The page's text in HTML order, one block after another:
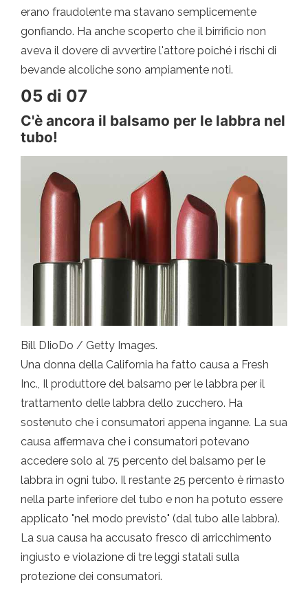
erano fraudolente ma stavano semplicemente
gonfiando. Ha anche scoperto che il birrificio non
aveva il dovere di avvertire l'attore poiché i rischi di
bevande alcoliche sono ampiamente noti.
05 di 07
C'è ancora il balsamo per le labbra nel
tubo!
Bill DIioDo / Getty Images.
Una donna della California ha fatto causa a Fresh
Inc., Il produttore del balsamo per le labbra per il
trattamento delle labbra dello zucchero. Ha
sostenuto che i consumatori appena inganne. La sua
causa affermava che i consumatori potevano
accedere solo al 75 percento del balsamo per le
labbra in ogni tubo. Il restante 25 percento è rimasto
nella parte inferiore del tubo e non ha potuto essere
applicato "nel modo previsto" (dal tubo alle labbra).
La sua causa ha accusato fresco di arricchimento
ingiusto e violazione di tre leggi statali sulla
protezione dei consumatori.